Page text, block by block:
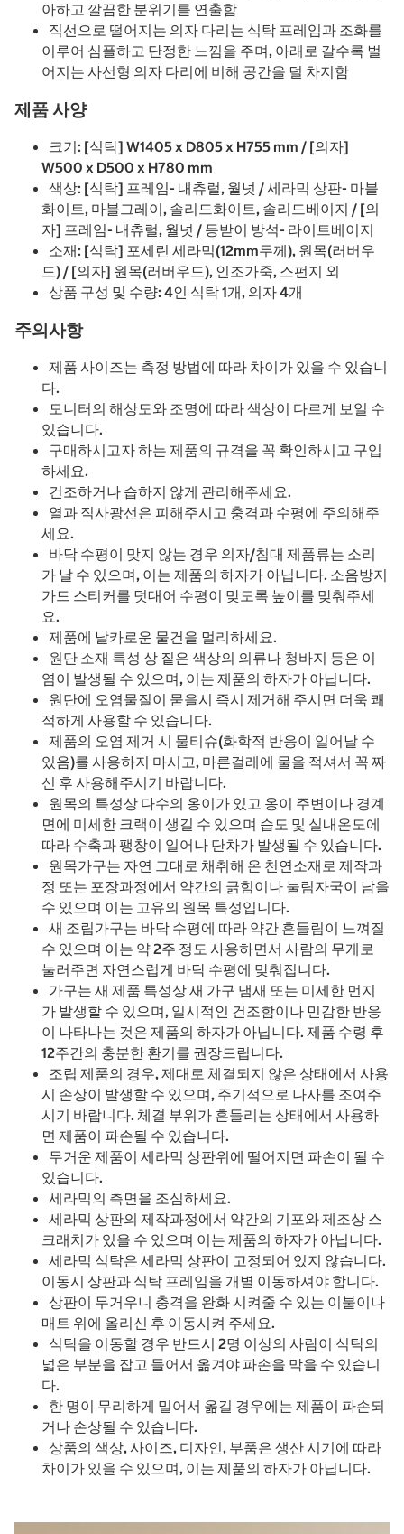
아하고 깔끔한 분위기를 연출함
직선으로 떨어지는 의자 다리는 식탁 프레임과 조화를
이루어 심플하고 단정한 느낌을 주며, 아래로 갈수록 벌
어지는 사선형 의자 다리에 비해 공간을 덜 차지함
제품 사양
크기: [식탁] W1405 x D805 x H755 mm / [의자]
W500 x D500 x H780 mm
색상: [식탁] 프레임- 내츄럴, 월넛 / 세라믹 상판- 마블
화이트, 마블그레이, 솔리드화이트, 솔리드베이지 / [의
자] 프레임- 내츄럴, 월넛 / 등받이 방석- 라이트베이지
소재: [식탁] 포세린 세라믹(12mm두께), 원목(러버우
드) / [의자] 원목(러버우드), 인조가죽, 스펀지 외
상품 구성 및 수량: 4인 식탁 1개, 의자 4개
주의사항
제품 사이즈는 측정 방법에 따라 차이가 있을 수 있습니
다.
모니터의 해상도와 조명에 따라 색상이 다르게 보일 수
있습니다.
구매하시고자 하는 제품의 규격을 꼭 확인하시고 구입
하세요.
건조하거나 습하지 않게 관리해주세요.
열과 직사광선은 피해주시고 충격과 수평에 주의해주
세요.
바닥 수평이 맞지 않는 경우 의자/침대 제품류는 소리
가 날 수 있으며, 이는 제품의 하자가 아닙니다. 소음방지
가드 스티커를 덧대어 수평이 맞도록 높이를 맞춰주세
요.
제품에 날카로운 물건을 멀리하세요.
원단 소재 특성 상 짙은 색상의 의류나 청바지 등은 이
염이 발생될 수 있으며, 이는 제품의 하자가 아닙니다.
원단에 오염물질이 묻을시 즉시 제거해 주시면 더욱 쾌
적하게 사용할 수 있습니다.
제품의 오염 제거 시 물티슈(화학적 반응이 일어날 수
있음)를 사용하지 마시고, 마른걸레에 물을 적셔서 꼭 짜
신 후 사용해주시기 바랍니다.
원목의 특성상 다수의 옹이가 있고 옹이 주변이나 경계
면에 미세한 크랙이 생길 수 있으며 습도 및 실내온도에
따라 수축과 팽창이 일어나 단차가 발생될 수 있습니다.
원목가구는 자연 그대로 채취해 온 천연소재로 제작과
정 또는 포장과정에서 약간의 긁힘이나 눌림자국이 남을
수 있으며 이는 고유의 원목 특성입니다.
새 조립가구는 바닥 수평에 따라 약간 흔들림이 느껴질
수 있으며 이는 약 2주 정도 사용하면서 사람의 무게로
눌러주면 자연스럽게 바닥 수평에 맞춰집니다.
가구는 새 제품 특성상 새 가구 냄새 또는 미세한 먼지
가 발생할 수 있으며, 일시적인 건조함이나 민감한 반응
이 나타나는 것은 제품의 하자가 아닙니다. 제품 수령 후
12주간의 충분한 환기를 권장드립니다.
조립 제품의 경우, 제대로 체결되지 않은 상태에서 사용
시 손상이 발생할 수 있으며, 주기적으로 나사를 조여주
시기 바랍니다. 체결 부위가 흔들리는 상태에서 사용하
면 제품이 파손될 수 있습니다.
무거운 제품이 세라믹 상판위에 떨어지면 파손이 될 수
있습니다.
세라믹의 측면을 조심하세요.
세라믹 상판의 제작과정에서 약간의 기포와 제조상 스
크래치가 있을 수 있으며 이는 제품의 하자가 아닙니다.
세라믹 식탁은 세라믹 상판이 고정되어 있지 않습니다.
이동시 상판과 식탁 프레임을 개별 이동하셔야 합니다.
상판이 무거우니 충격을 완화 시켜줄 수 있는 이불이나
매트 위에 올리신 후 이동시켜 주세요.
식탁을 이동할 경우 반드시 2명 이상의 사람이 식탁의
넓은 부분을 잡고 들어서 옮겨야 파손을 막을 수 있습니
다.
한 명이 무리하게 밀어서 옮길 경우에는 제품이 파손되
거나 손상될 수 있습니다.
상품의 색상, 사이즈, 디자인, 부품은 생산 시기에 따라
차이가 있을 수 있으며, 이는 제품의 하자가 아닙니다.